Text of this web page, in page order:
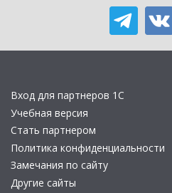
Вход для партнеров 1С
Учебная версия
Стать партнером
Политика конфиденциальности
Замечания по сайту
Другие сайты